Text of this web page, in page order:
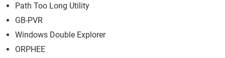
Path Too Long Utility
GB-PVR
Windows Double Explorer
ORPHEE